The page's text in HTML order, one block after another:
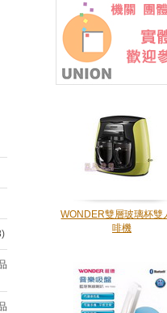
WONDER雙層玻璃杯雙
啡機